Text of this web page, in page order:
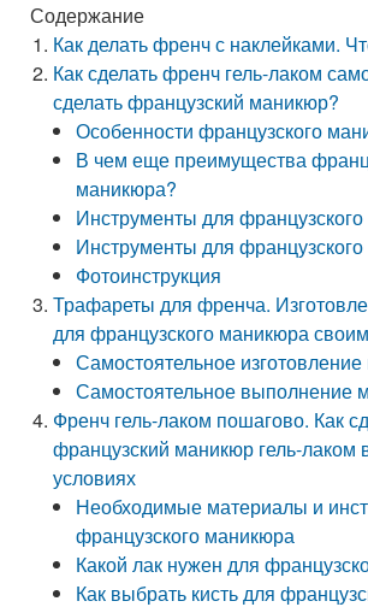
Содержание
Как делать френч с наклейками.
Как сделать френч гель-лаком
сделать французский маникюр?
Особенности французского
В чем еще преимущества
маникюра?
Инструменты для
Инструменты для
Фотоинструкция
Трафареты для френча.
для французского маникюра
Самостоятельное изготовление
Самостоятельное выполнение
Френч гель-лаком пошагово. Как
французский маникюр гель-
условиях
Необходимые материалы и
французского маникюра
Какой лак нужен для
Как выбрать кисть для